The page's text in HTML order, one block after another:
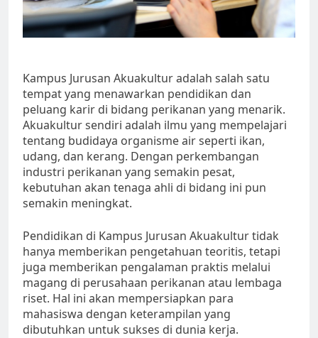
Kampus Jurusan Akuakultur adalah salah satu
tempat yang menawarkan pendidikan dan
peluang karir di bidang perikanan yang menarik.
Akuakultur sendiri adalah ilmu yang mempelajari
tentang budidaya organisme air seperti ikan,
udang, dan kerang. Dengan perkembangan
industri perikanan yang semakin pesat,
kebutuhan akan tenaga ahli di bidang ini pun
semakin meningkat.
Pendidikan di Kampus Jurusan Akuakultur tidak
hanya memberikan pengetahuan teoritis, tetapi
juga memberikan pengalaman praktis melalui
magang di perusahaan perikanan atau lembaga
riset. Hal ini akan mempersiapkan para
mahasiswa dengan keterampilan yang
dibutuhkan untuk sukses di dunia kerja.